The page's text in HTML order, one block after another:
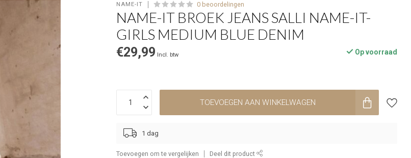
NAME-IT 0 beoordelingen
NAME-IT BROEK JEANS SALLI NAME-IT-
GIRLS MEDIUM BLUE DENIM
€29,99 Incl. btw Op voorraad
TOEVOEGEN AAN WINKELWAGEN
1 dag
Toevoegen om te vergelijken Deel dit product